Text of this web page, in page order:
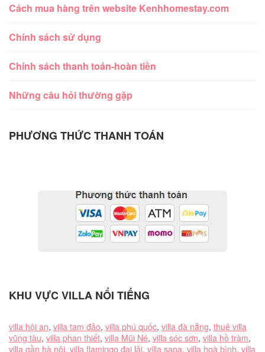
Cách mua hàng trên website Kenhhomestay.com
Chính sách sử dụng
Chính sách thanh toán-hoàn tiền
Những câu hỏi thường gặp
PHƯƠNG THỨC THANH TOÁN
KHU VỰC VILLA NỔI TIẾNG
villa hội an, villa tam đảo, villa phú quốc, villa đà nẵng, thuê villa
vũng tàu, villa phan thiết, villa Mũi Né, villa sóc sơn, villa hồ tràm,
villa gần hà nội, villa flamingo đại lải, villa sapa, villa hoà bình, villa